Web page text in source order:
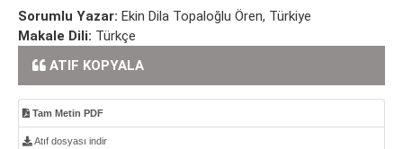
Sorumlu Yazar: Ekin Dila Topaloğlu Ören, Türkiye
Makale Dili: Türkçe
ATIF KOPYALA
Tam Metin PDF
Atıf dosyası indir